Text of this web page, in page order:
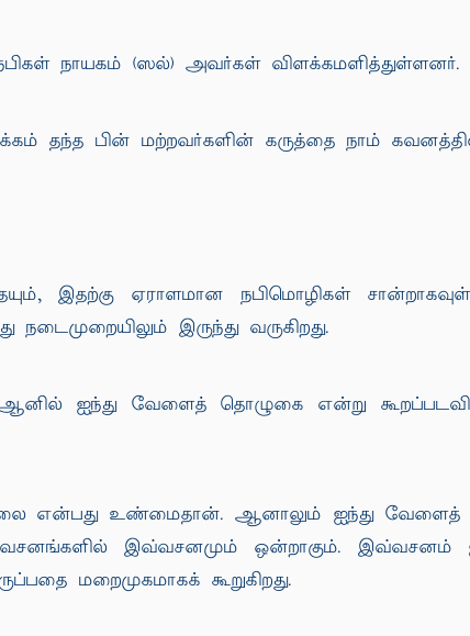
நாயகம் (ஸல்) அவர்கள் விளக்கமளித்துள்ளனர்.
தந்த பின் மற்றவர்களின் கருத்தை நாம்
இதற்கு ஏராளமான நபிமொழிகள்
இருந்து வருகிறது.
ஐந்து வேளைத் தொழுகை என்று
என்பது உண்மைதான். ஆனாலும் ஐந்து வேளைத்
இவ்வசனமும் ஒன்றாகும். இவ்வசனம்
மறைமுகமாகக் கூறுகிறது.